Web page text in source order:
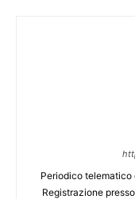
Periodico telematico
Registrazione